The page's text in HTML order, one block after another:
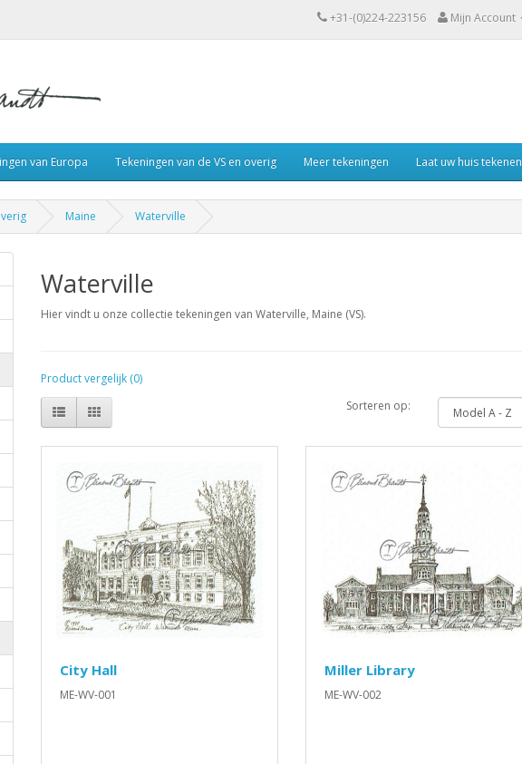
+31-(0)224-223156 Mijn Account
van Europa Tekeningen van de VS en overig Meer tekeningen Laat uw huis tekenen
Maine Waterville
Waterville
Hier vindt u onze collectie tekeningen van Waterville, Maine (VS).
Product vergelijk (0)
Sorteren op:
City Hall
ME-WV-001
Miller Library
ME-WV-002